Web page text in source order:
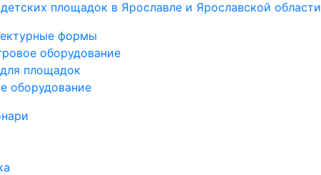
площадок в Ярославле и Ярославской области
формы
оборудование
площадок
оборудование